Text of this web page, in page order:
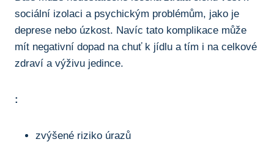
sociální izolaci a psychickým problémům, jako‍ je⁣
deprese nebo úzkost. Navíc ‍tato komplikace může
⁤mít⁤ negativní ⁣dopad na ⁣chuť k jídlu a tím i na celkové​
zdraví ‍a výživu jedince.
:
zvýšené riziko úrazů